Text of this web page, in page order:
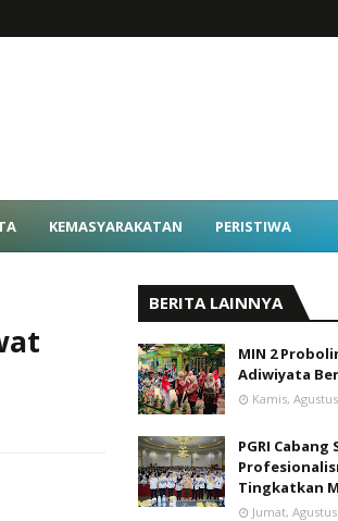
KEMASYARAKATAN PERISTIWA
BERITA LAINNYA
MIN 2
Adiwiyata
Kamis,
PGRI
Tingkatkan
Jumat,